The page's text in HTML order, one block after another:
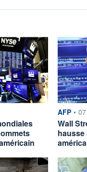
AFP •
Wall